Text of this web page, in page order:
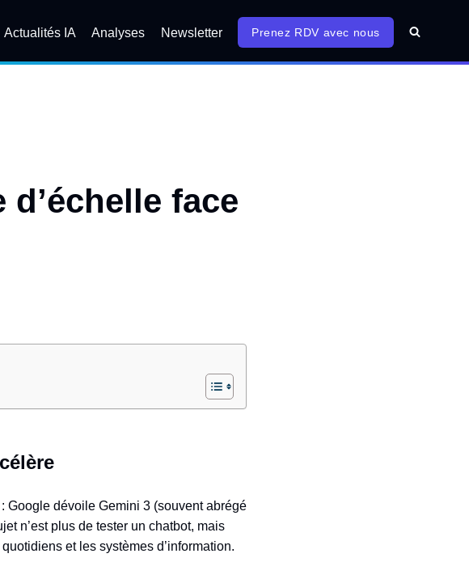
Actualités IA Analyses Newsletter Prenez RDV avec nous
face
Google dévoile Gemini 3 (souvent abrégé
n’est plus de tester un chatbot, mais
et les systèmes d’information.